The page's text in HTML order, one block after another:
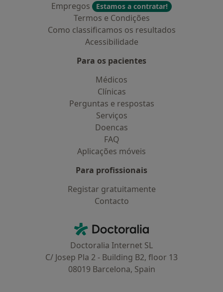
Empregos
Estamos a contratar!
Termos e Condições
Como classificamos os resultados
Acessibilidade
Para os pacientes
Médicos
Clínicas
Perguntas e respostas
Serviços
Doencas
FAQ
Aplicações móveis
Para profissionais
Registar gratuitamente
Contacto
Doctoralia - Homepage
Doctoralia Internet SL
C/ Josep Pla 2 - Building B2, floor 13
08019 Barcelona, Spain